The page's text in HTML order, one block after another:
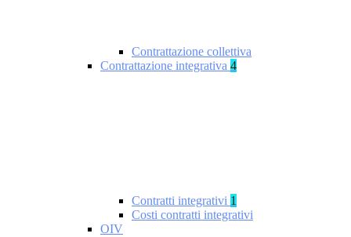
Contrattazione collettiva
Contrattazione integrativa 4
Contratti integrativi 1
Costi contratti integrativi
OIV